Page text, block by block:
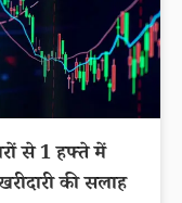
से 1 हफ्ते में
की सलाह